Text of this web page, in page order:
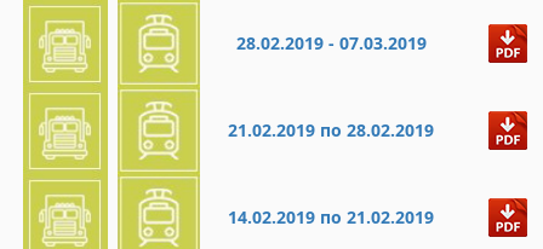
28.02.2019 - 07.03.2019
21.02.2019 по 28.02.2019
14.02.2019 по 21.02.2019